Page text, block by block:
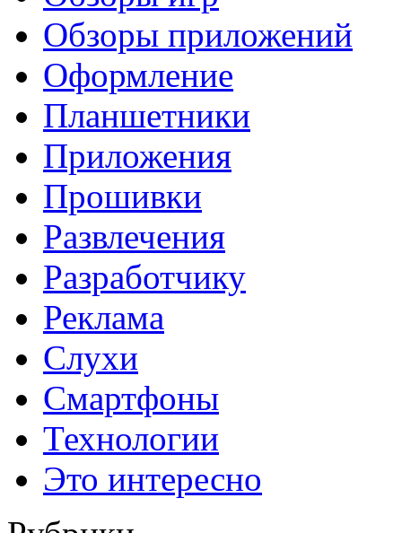
Обзоры приложений
Оформление
Планшетники
Приложения
Прошивки
Развлечения
Разработчику
Реклама
Слухи
Смартфоны
Технологии
Это интересно